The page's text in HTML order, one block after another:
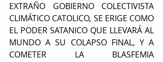
EXTRAÑO GOBIERNO COLECTIVISTA
CLIMÁTICO CATOLICO, SE ERIGE COMO
EL PODER SATANICO QUE LLEVARÁ AL
MUNDO A SU COLAPSO FINAL, Y A
COMETER LA BLASFEMIA